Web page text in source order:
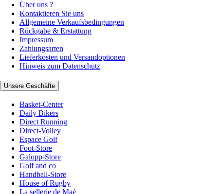
Über uns ?
Kontaktieren Sie uns
Allgemeine Verkaufsbedingungen
Rückgabe & Erstattung
Impressum
Zahlungsarten
Lieferkosten und Versandoptionen
Hinweis zum Datenschutz
Unsere Geschäfte
Basket-Center
Daily Bikers
Direct Running
Direct-Volley
Espace Golf
Foot-Store
Galopp-Store
Golf and co
Handball-Store
House of Rugby
La sellerie de Maé